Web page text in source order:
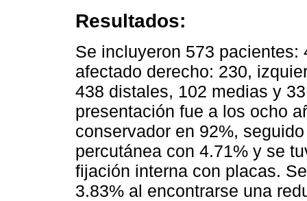
Resultados:
Se incluyeron 573
afectado derecho: 230,
438 distales, 102 medias y
presentación fue a los ocho
conservador en 92%,
percutánea con 4.71% y se
fijación interna con placas.
3.83% al encontrarse una